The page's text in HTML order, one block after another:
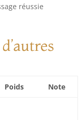
réussie
Poids Note